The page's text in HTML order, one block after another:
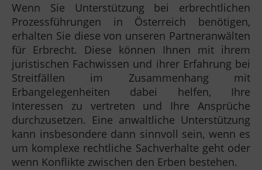
Wenn Sie Unterstützung bei erbrechtlichen
Prozessführungen in Österreich benötigen,
erhalten Sie diese von unseren Partneranwälten
für Erbrecht. Diese können Ihnen mit ihrem
juristischen Fachwissen und ihrer Erfahrung bei
Streitfällen im Zusammenhang mit
Erbangelegenheiten dabei helfen, Ihre
Interessen zu vertreten und Ihre Ansprüche
durchzusetzen. Eine anwaltliche Unterstützung
kann insbesondere dann sinnvoll sein, wenn es
um komplexe rechtliche Sachverhalte geht oder
wenn Konflikte zwischen den Erben bestehen.